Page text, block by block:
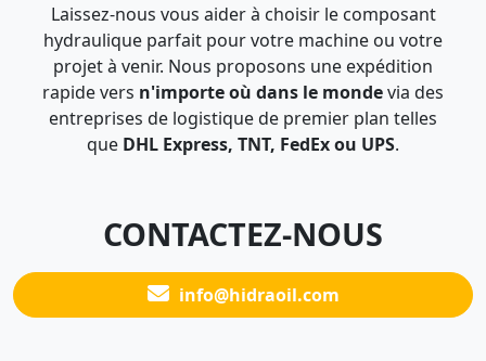
Laissez-nous vous aider à choisir le composant
hydraulique parfait pour votre machine ou votre
projet à venir. Nous proposons une expédition
rapide vers n'importe où dans le mondevia des
entreprises de logistique de premier plan telles
que DHL Express, TNT, FedEx ou UPS.
CONTACTEZ-NOUS
info@hidraoil.com